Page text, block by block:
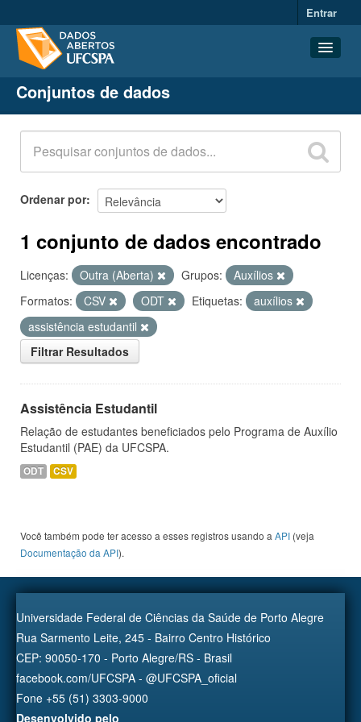
Entrar
Conjuntos de dados
Organizações
Grupos
Sobre
Conjuntos de dados
Ordenar por
1 conjunto de dados encontrado
Licenças: Outra (Aberta) Grupos:
Auxílios
Formatos:
CSV ODT Etiquetas:
auxílios
assistência estudantil
Filtrar Resultados
Assistência Estudantil
Relação de estudantes beneficiados pelo Programa de Auxílio
Estudantil (PAE) da UFCSPA.
ODT CSV
Você também pode ter acesso a esses registros usando a API (veja
Documentação da API).
Universidade Federal de Ciências da Saúde de Porto Alegre
Rua Sarmento Leite, 245 - Bairro Centro Histórico
CEP: 90050-170 - Porto Alegre/RS - Brasil
facebook.com/UFCSPA - @UFCSPA_oficial
Fone +55 (51) 3303-9000
Desenvolvido pelo